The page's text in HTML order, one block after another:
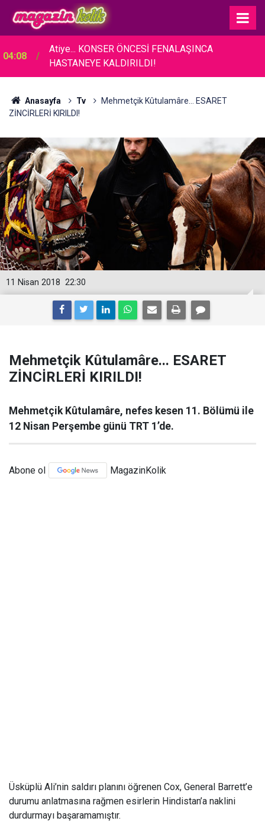
04:08
Atiye... KONSER ÖNCESİ FENALAŞINCA
HASTANEYE KALDIRILDI!
Anasayfa Tv
Mehmetçik Kûtulamâre... ESARET
ZİNCİRLERİ KIRILDI!
22:30
11 Nisan 2018
Mehmetçik Kûtulamâre... ESARET
ZİNCİRLERİ KIRILDI!
Mehmetçik Kûtulamâre, nefes kesen 11. Bölümü ile
12 Nisan Perşembe günü TRT 1’de.
Abone ol MagazinKolik
Üsküplü Ali’nin saldırı planını öğrenen Cox, General Barrett’e
durumu anlatmasına rağmen esirlerin Hindistan’a naklini
durdurmayı başaramamıştır.